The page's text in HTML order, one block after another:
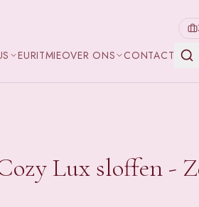
EURITMIEOVER ONS CONTACT
Lux sloffen -